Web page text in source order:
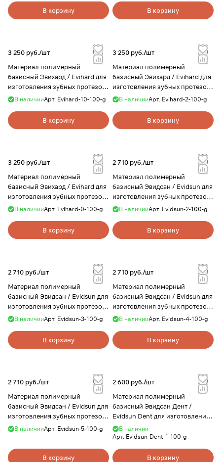
В корзину В корзину
3 250 руб./шт
Материал полимерный
базисный Эвихард / Evihard для
изготовления зубных протезов,
цвет 10, 100 г, Evidsun
В наличииАрт. Evihard-10-100-g
В корзину
3 250 руб./шт
Материал полимерный
базисный Эвихард / Evihard для
изготовления зубных протезов,
цвет 2, 100 г, Evidsun
В наличииАрт. Evihard-2-100-g
В корзину
3 250 руб./шт
Материал полимерный
базисный Эвихард / Evihard для
изготовления зубных протезов,
цвет 0, 100 г, Evidsun
В наличииАрт. Evihard-0-100-g
В корзину
2 710 руб./шт
Материал полимерный
базисный Эвидсан / Evidsun для
изготовления зубных протезов,
цвет 2, 100 г, Evidsun
В наличииАрт. Evidsun-2-100-g
В корзину
2 710 руб./шт
Материал полимерный
базисный Эвидсан / Evidsun для
изготовления зубных протезов,
цвет 3, 100 г, Evidsun
В наличииАрт. Evidsun-3-100-g
В корзину
2 710 руб./шт
Материал полимерный
базисный Эвидсан / Evidsun для
изготовления зубных протезов,
цвет 4, 100 г, Evidsun
В наличииАрт. Evidsun-4-100-g
В корзину
2 710 руб./шт
Материал полимерный
базисный Эвидсан / Evidsun для
изготовления зубных протезов,
цвет 5, 100 г, Evidsun
В наличииАрт. Evidsun-5-100-g
В корзину
2 600 руб./шт
Материал полимерный
базисный Эвидсан Дент /
Evidsun Dent для изготовления
зубных протезов, цвет 1, 100 г,
Evidsun
В наличии
Арт. Evidsun-Dent-1-100-g
В корзину